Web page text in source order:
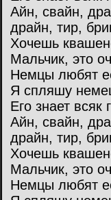
Айн, свайн,
драйн, тир,
Хочешь
Мальчик, это
Немцы любят
Я спляшу
Его знает всяк
Айн, свайн,
драйн, тир,
Хочешь
Мальчик, это
Немцы любят